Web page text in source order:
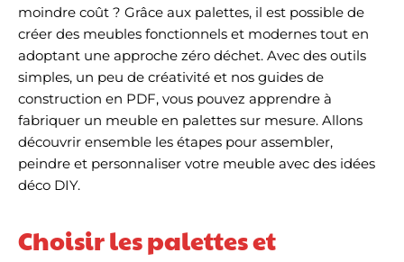
moindre coût ? Grâce aux palettes, il est possible de
créer des meubles fonctionnels et modernes tout en
adoptant une approche zéro déchet. Avec des outils
simples, un peu de créativité et nos guides de
construction en PDF, vous pouvez apprendre à
fabriquer un meuble en palettes sur mesure. Allons
découvrir ensemble les étapes pour assembler,
peindre et personnaliser votre meuble avec des idées
déco DIY.
Choisir les palettes et